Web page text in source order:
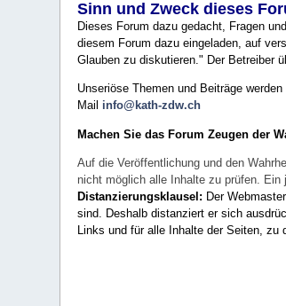
Sinn und Zweck dieses
Dieses Forum dazu gedacht, Fragen
diesem Forum dazu eingeladen, auf
Glauben zu diskutieren." Der Betreiber
Unseriöse Themen und Beiträge
Mail info@kath-zdw.ch
Machen Sie das Forum Zeugen der
Auf die Veröffentlichung und den
nicht möglich alle Inhalte zu prüfen. Ein
Distanzierungsklausel: Der
sind. Deshalb distanziert er sich
Links und für alle Inhalte der Seiten, zu